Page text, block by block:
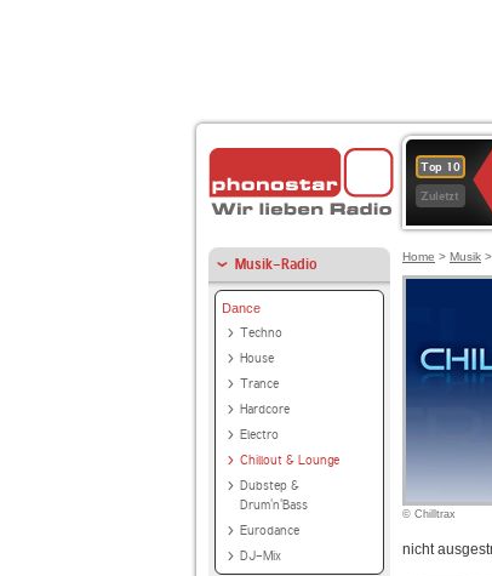
Top 10
Zuletzt
Musik-Radio
Dance
Techno
House
Trance
Hardcore
Electro
Chillout & Lounge
Dubstep &
Drum'n'Bass
Eurodance
DJ-Mix
Home > Musik >
© Chilltrax
nicht